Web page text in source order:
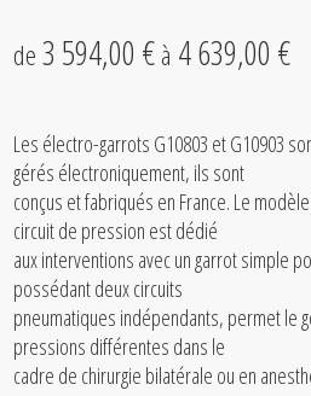
de3 594,00 €à 4 639,00 €
Les électro-garrots G10803 et G10903
gérés électroniquement, ils sont
conçus et fabriqués en France. Le
circuit de pression est dédié
aux interventions avec un garrot simple
possédant deux circuits
pneumatiques indépendants, permet le
pressions différentes dans le
cadre de chirurgie bilatérale ou en